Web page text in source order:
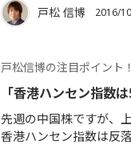
戸松 信博 2016/
戸松信博の注目ポイント
「香港ハンセン指数
先週の中国株ですが、
香港ハンセン指数は反